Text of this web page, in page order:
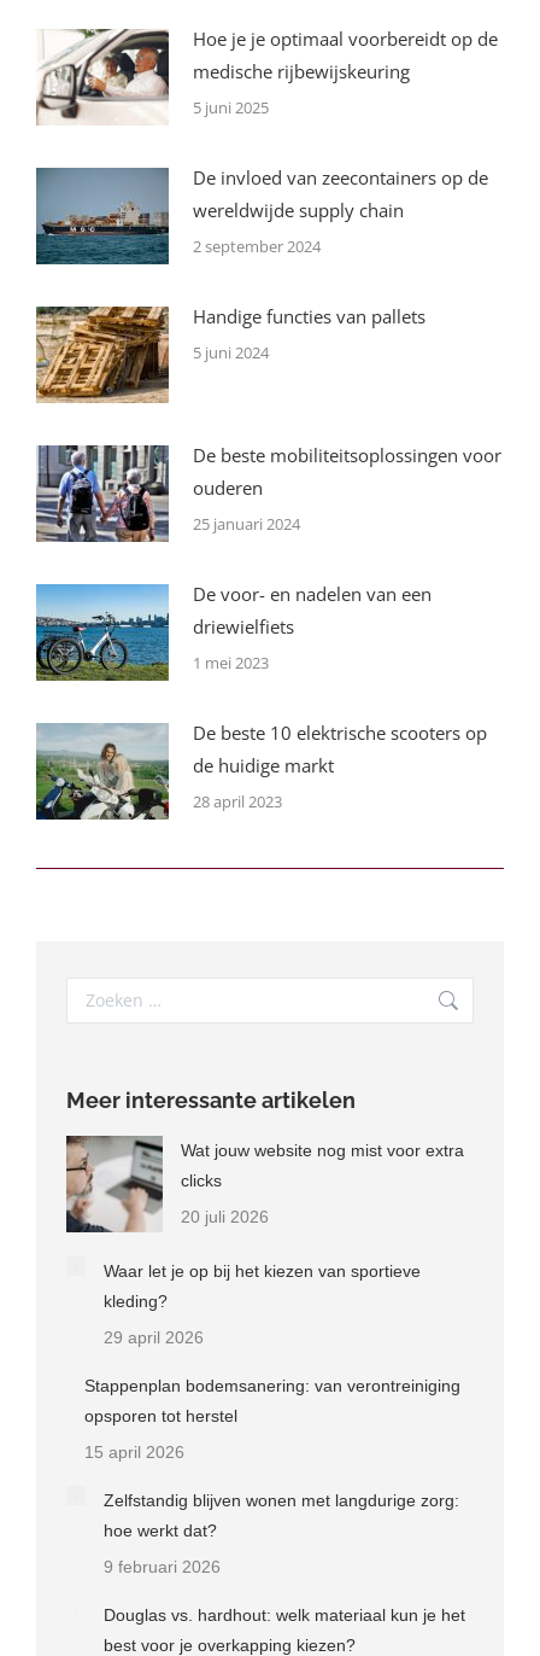
Hoe je je optimaal voorbereidt op de
medische rijbewijskeuring
5 juni 2025
De invloed van zeecontainers op de
wereldwijde supply chain
2 september 2024
Handige functies van pallets
5 juni 2024
De beste mobiliteitsoplossingen voor
ouderen
25 januari 2024
De voor- en nadelen van een
driewielfiets
1 mei 2023
De beste 10 elektrische scooters op
de huidige markt
28 april 2023
Search:
Meer interessante artikelen
Wat jouw website nog mist voor extra
clicks
20 juli 2026
Waar let je op bij het kiezen van sportieve
kleding?
29 april 2026
Stappenplan bodemsanering: van verontreiniging
opsporen tot herstel
15 april 2026
Zelfstandig blijven wonen met langdurige zorg:
hoe werkt dat?
9 februari 2026
Douglas vs. hardhout: welk materiaal kun je het
best voor je overkapping kiezen?